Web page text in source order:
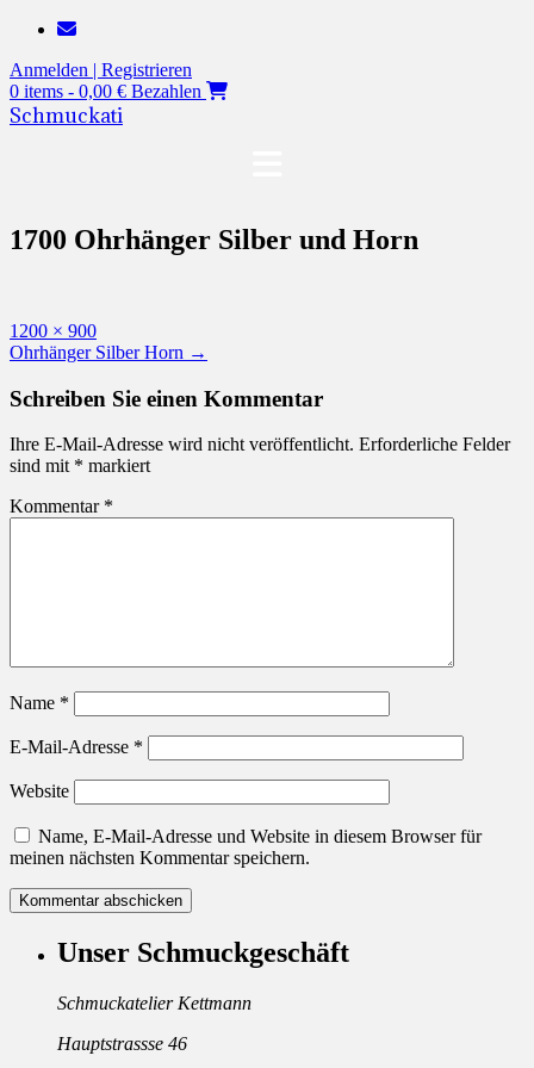
Zum
springen
Anmelden | Registrieren
0 items - 0,00 € Bezahlen
Schmuckati
1700 Ohrhänger Silber und Horn
Originalgröße
1200 × 900
Beitragsnavigation
Ohrhänger Silber Horn →
Schreiben Sie einen Kommentar
Ihre E-Mail-Adresse wird nicht veröffentlicht. Erforderliche Felder
sind mit * markiert
Kommentar *
Name *
E-Mail-Adresse *
Website
Name, E-Mail-Adresse und Website in diesem Browser für
meinen nächsten Kommentar speichern.
Unser Schmuckgeschäft
Schmuckatelier Kettmann
Hauptstrassse 46